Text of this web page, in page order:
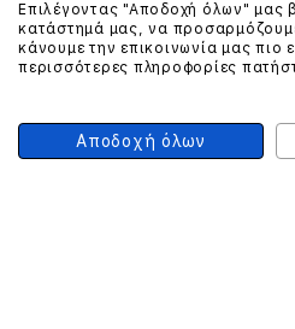
210 999
Επιλέγοντας "Αποδοχή όλων" μας
κατάστημά μας, να
κάνουμε την επικοινωνία μας πιο
περισσότερες πληροφορίες
Αποδοχή όλων